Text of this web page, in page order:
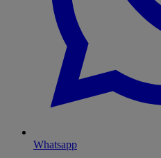
Whatsapp